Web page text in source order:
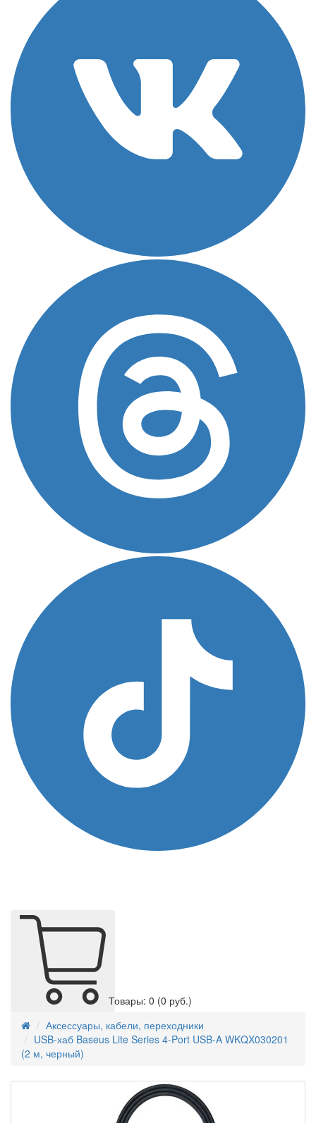
Товары: 0 (0 руб.)
Аксессуары, кабели, переходники
USB-хаб Baseus Lite Series 4-Port USB-A WKQX030201
(2 м, черный)